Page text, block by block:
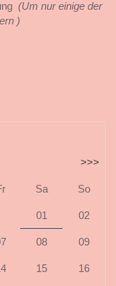
(Um nur einige der
)
>>>
Sa So
01 02
08 09
15 16